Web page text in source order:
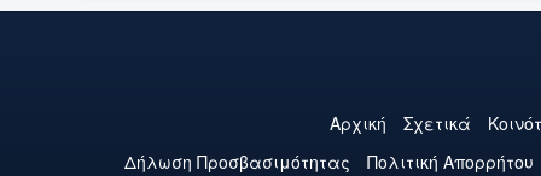
Αρχική Σχετικά
Δήλωση Προσβασιμότητας
Πολιτική Aπορρήτου